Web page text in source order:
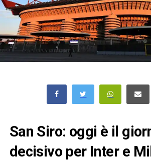
San Siro: oggi è il
decisivo per Inter e